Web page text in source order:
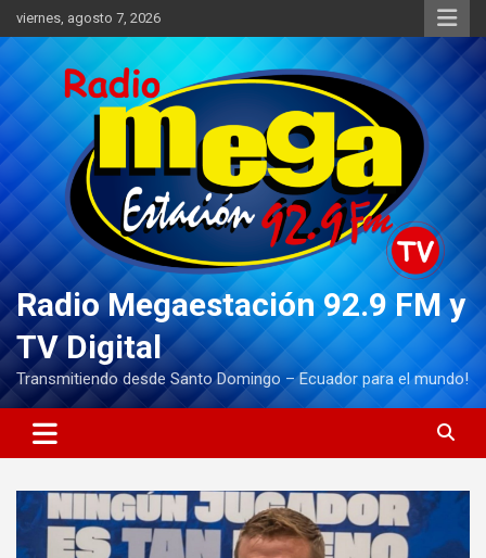
Saltar
al
contenido
viernes, agosto 7, 2026
Radio Megaestación 92.9 FM y
TV Digital
Transmitiendo desde Santo Domingo – Ecuador para el mundo!